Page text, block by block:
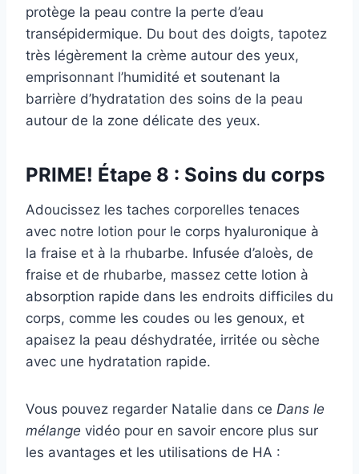
protège la peau contre la perte d’eau
transépidermique. Du bout des doigts, tapotez
très légèrement la crème autour des yeux,
emprisonnant l’humidité et soutenant la
barrière d’hydratation des soins de la peau
autour de la zone délicate des yeux.
PRIME! Étape 8 : Soins du corps
Adoucissez les taches corporelles tenaces
avec notre lotion pour le corps hyaluronique à
la fraise et à la rhubarbe. Infusée d’aloès, de
fraise et de rhubarbe, massez cette lotion à
absorption rapide dans les endroits difficiles du
corps, comme les coudes ou les genoux, et
apaisez la peau déshydratée, irritée ou sèche
avec une hydratation rapide.
Vous pouvez regarder Natalie dans ce Dans le
mélange vidéo pour en savoir encore plus sur
les avantages et les utilisations de HA :